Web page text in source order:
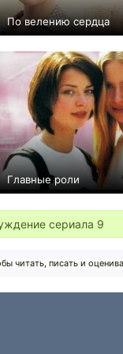
По велению сердца
+1 4 285
Главные роли
0 12 21
сериала 9
читать, писать и